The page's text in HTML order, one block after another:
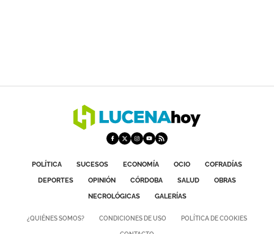
POLÍTICA SUCESOS ECONOMÍA OCIO
COFRADÍAS
DEPORTES
OPINIÓN CÓRDOBA SALUD
OBRAS
NECROLÓGICAS
GALERÍAS
¿QUIÉNES SOMOS? CONDICIONES DE USO POLÍTICA DE COOKIES